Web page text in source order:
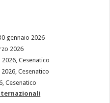
gennaio 2026
2026
Cesenatico
Cesenatico
Cesenatico